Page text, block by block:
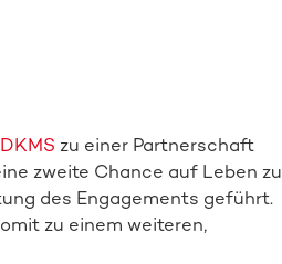
DKMS zu einer Partnerschaft
zweite Chance auf Leben zu
des Engagements geführt.
zu einem weiteren,